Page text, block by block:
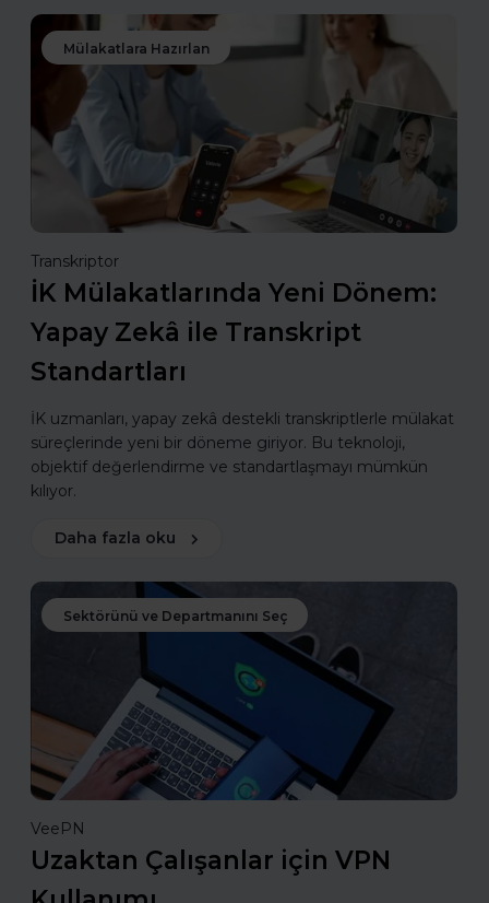
Mülakatlara Hazırlan
Transkriptor
İK Mülakatlarında Yeni Dönem:
Yapay Zekâ ile Transkript
Standartları
İK uzmanları, yapay zekâ destekli transkriptlerle mülakat
süreçlerinde yeni bir döneme giriyor. Bu teknoloji,
objektif değerlendirme ve standartlaşmayı mümkün
kılıyor.
Daha fazla oku
Sektörünü ve Departmanını Seç
VeePN
Uzaktan Çalışanlar için VPN